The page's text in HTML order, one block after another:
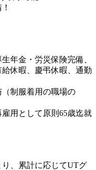
年金・労災保険完備、
休暇、慶弔休暇、通勤
制服着用の職場の
用として原則65歳迄就
り、累計に応じてUTグ